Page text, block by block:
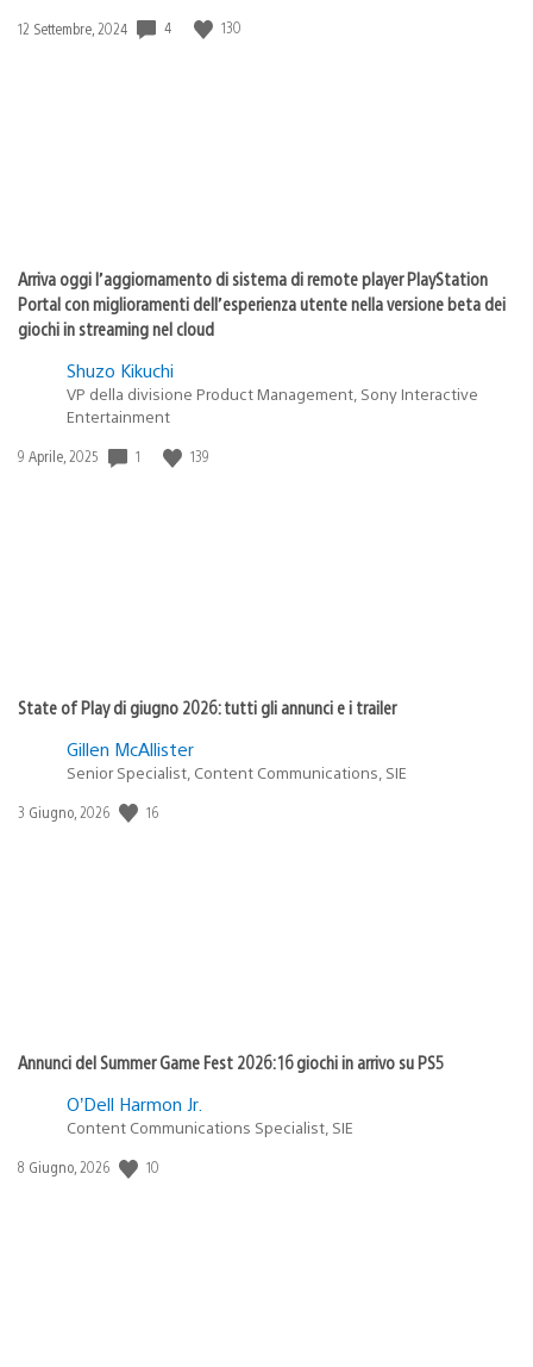
Data
12 Settembre, 2024 4 130
Arriva oggi l’aggiornamento di sistema di remote player PlayStation
Portal con miglioramenti dell’esperienza utente nella versione beta dei
giochi in streaming nel cloud
Shuzo Kikuchi
VP della divisione Product Management, Sony Interactive
Entertainment
Data
9 Aprile, 2025 1 139
State of Play di giugno 2026: tutti gli annunci e i trailer
Gillen McAllister
Senior Specialist, Content Communications, SIE
Data
3 Giugno, 2026 16
Annunci del Summer Game Fest 2026: 16 giochi in arrivo su PS5
O’Dell Harmon Jr.
Content Communications Specialist, SIE
Data
8 Giugno, 2026 10